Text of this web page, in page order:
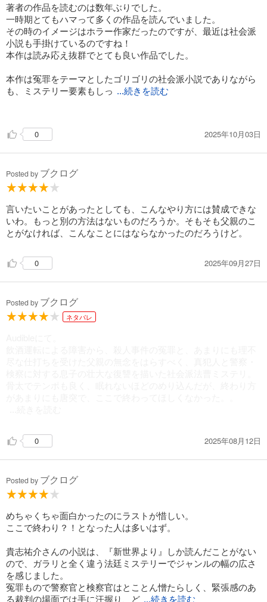
著者の作品を読むのは数年ぶりでした。
一時期とてもハマって多くの作品を読んでいました。
その時のイメージはホラー作家だったのですが、最近は社会派
小説も手掛けているのですね！
本作は読み応え抜群でとても良い作品でした。
本作は冤罪をテーマとしたゴリゴリの社会派小説でありながら
も、ミステリー要素もしっ ...続きを読む
これまで冤罪をテーマにした作品を多く読んできましたが、何
を読んでも悲しくなるし恐怖も感じます。
ずっとその問題を指摘されているにもかかわらず、今も警察や
検察の体制が変わらないのは何故でしょうか…
社会派小説を読むと様々なことを考えさせられます。
目を背けずに考え続けたいと思います。
0 2025年10月03日
Posted by ブクログ
言いたいことがあったとしても、こんなやり方には賛成できな
いわ。もっと別の方法はないものだろうか。そもそも父親のこ
とがなければ、こんなことにはならなかったのだろうけど。
0 2025年09月27日
Posted by ブクログ
ネタバレ
0 2025年08月12日
Posted by ブクログ
めちゃくちゃ面白かったのにラストが惜しい。
ここで終わり？！となった人は多いはず。
貴志祐介さんの小説は、『新世界より』しか読んだことがない
ので、ガラリと全く違う法廷ミステリーでジャンルの幅の広さ
を感じました。
冤罪もので警察官と検察官はとことん憎たらしく、緊張感のあ
る裁判の場面では手に汗握り、ど ...続きを読む